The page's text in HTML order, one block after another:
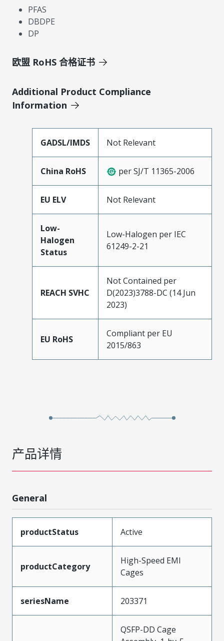
PFAS
DBDPE
DP
欧盟 RoHS 合格证书
Additional Product Compliance
Information
GADSL/IMDS Not Relevant
China RoHS per SJ/T 11365-2006
EU ELV Not Relevant
Low-
Halogen
Status
Low-Halogen per IEC
61249-2-21
REACH SVHC
Not Contained per
D(2023)3788-DC (14 Jun
2023)
EU RoHS
Compliant per EU
2015/863
产品详情
General
productStatus Active
productCategory
High-Speed EMI
Cages
seriesName 203371
QSFP-DD Cage